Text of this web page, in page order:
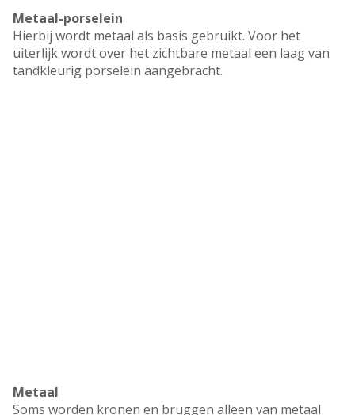
Metaal-porselein
Hierbij wordt metaal als basis gebruikt. Voor het
uiterlijk wordt over het zichtbare metaal een laag van
tandkleurig porselein aangebracht.
Metaal
Soms worden kronen en bruggen alleen van metaal